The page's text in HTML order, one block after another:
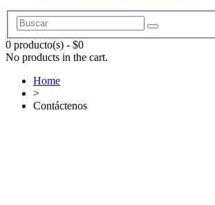
0 producto(s) - $0
No products in the cart.
Home
>
Contáctenos